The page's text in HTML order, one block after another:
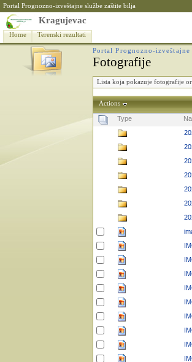
Portal Prognozno-izveštajne službe zaštite bilja
Kragujevac
Home Terenski rezultati
Portal Prognozno-
Fotografije
Lista koja pokazuje fotografije
Actions
Type